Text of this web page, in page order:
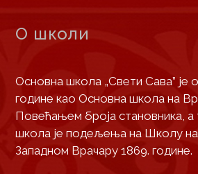
О школи
Основна школа „Свети Сава” је
године као Основна школа на
Повећањем броја становника, а
школа је подељења на Школу
Западном Врачару 1869. године.